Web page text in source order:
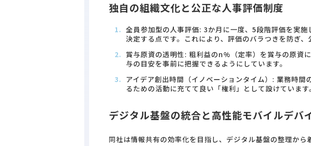
独自の組織文化と公正な人事評価制度
全員参加型の人事評価: 3か月に一度、5段階評価を実
決定する点です。これにより、評価のバラつきを防ぎ、
賞与原資の透明性: 粗利益のn%（定率）を賞与の原資
与の目安を事前に把握できるようにしています。
アイデア創出時間（イノベーションタイム）: 業務時
るための活動に充てて良い「権利」として設けています。
デジタル基盤の統合と高性能モバイルデバ
同社は情報共有の効率化を目指し、デジタル基盤の整理から